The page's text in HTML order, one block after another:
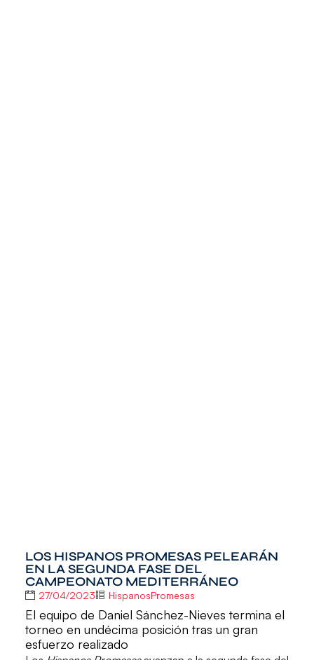
LOS HISPANOS PROMESAS PELEARÁN
EN LA SEGUNDA FASE DEL
CAMPEONATO MEDITERRÁNEO
27/04/2023 HispanosPromesas
El equipo de Daniel Sánchez-Nieves termina el
torneo en undécima posición tras un gran
esfuerzo realizado